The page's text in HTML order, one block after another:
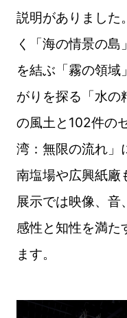
説明がありました
く「海の情景の
を結ぶ「霧の領域
がりを探る「水
の風土と102件の
湾：無限の流れ」
南塩場や広興紙廠
展示では映像、音
感性と知性を満た
ます。